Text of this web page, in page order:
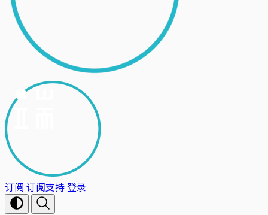
订阅 订阅支持登录